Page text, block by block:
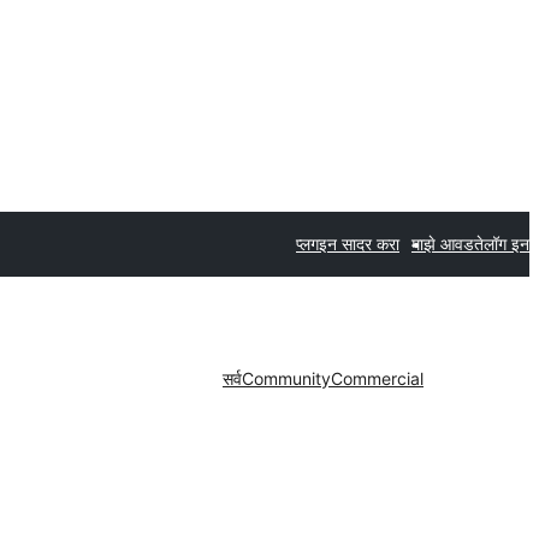
प्लगइन सादर करा माझे आवडतेलॉग इन
सर्वCommunityCommercial